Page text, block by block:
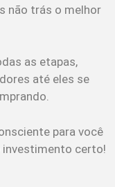
não trás o melhor
as etapas,
até eles se
para você
certo!